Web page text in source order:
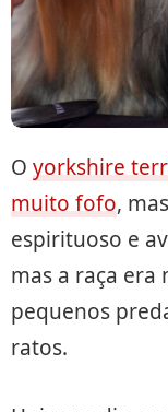
O yorkshire
muito fofo,
espirituoso e
mas a raça era
pequenos
ratos.